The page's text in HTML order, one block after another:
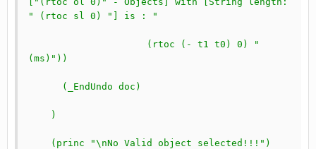
" (rtoc sl 0) "] is : "
(ms)"))
      (_EndUndo doc)
    )
    (princ "\nNo Valid object selected!!!")